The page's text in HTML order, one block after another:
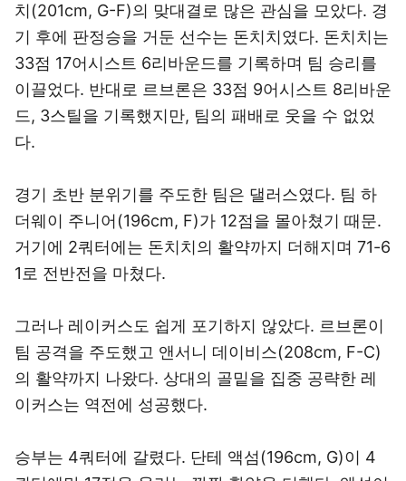
치(201cm, G-F)의 맞대결로 많은 관심을 모았다. 경
기 후에 판정승을 거둔 선수는 돈치치였다. 돈치치는
33점 17어시스트 6리바운드를 기록하며 팀 승리를
이끌었다. 반대로 르브론은 33점 9어시스트 8리바운
드, 3스틸을 기록했지만, 팀의 패배로 웃을 수 없었
다.
경기 초반 분위기를 주도한 팀은 댈러스였다. 팀 하
더웨이 주니어(196cm, F)가 12점을 몰아쳤기 때문.
거기에 2쿼터에는 돈치치의 활약까지 더해지며 71-6
1로 전반전을 마쳤다.
그러나 레이커스도 쉽게 포기하지 않았다. 르브론이
팀 공격을 주도했고 앤서니 데이비스(208cm, F-C)
의 활약까지 나왔다. 상대의 골밑을 집중 공략한 레
이커스는 역전에 성공했다.
승부는 4쿼터에 갈렸다. 단테 액섬(196cm, G)이 4